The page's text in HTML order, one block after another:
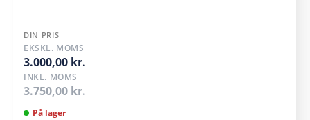
DIN PRIS
EKSKL. MOMS
3.000,00 kr.
INKL. MOMS
3.750,00 kr.
På lager